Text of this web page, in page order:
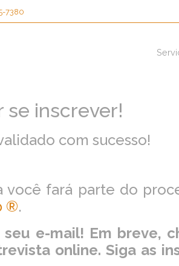
7380
se inscrever!
com sucesso!
você fará parte do
®.
e-mail! Em breve,
online. Siga as